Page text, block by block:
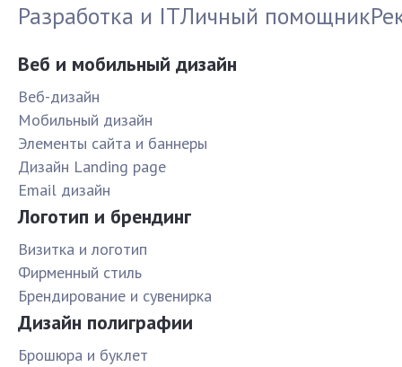
Разработка и ITЛичный помощник
Веб и мобильный дизайн
Веб-дизайн
Мобильный дизайн
Элементы сайта и баннеры
Дизайн Landing page
Email дизайн
Логотип и брендинг
Визитка и логотип
Фирменный стиль
Брендирование и сувенирка
Дизайн полиграфии
Брошюра и буклет